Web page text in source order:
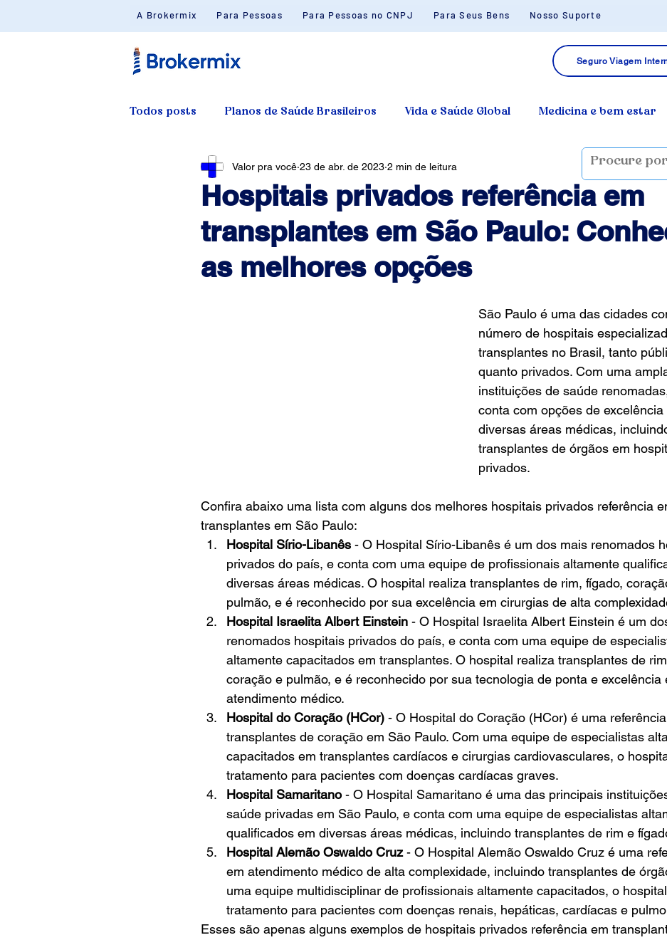
A Brokermix Para Pessoas Para Pessoas no CNPJ Para Seus Bens Nosso Suporte
Seguro Viagem
Todos posts Planos de Saúde Brasileiros Vida e Saúde Global Medicina e bem estar
Proteção Financeira
Hospitais privados referência em
transplantes em São Paulo:
as melhores opções
Valor pra você 23 de abr. de 2023 2 min de leitura
São Paulo é uma das cidades
número de hospitais
transplantes no Brasil, tanto
quanto privados. Com uma
instituições de saúde
conta com opções de excelência
diversas áreas médicas,
transplantes de órgãos em
privados.
Confira abaixo uma lista com alguns dos melhores hospitais privados referência
transplantes em São Paulo:
Hospital Sírio-Libanês - O Hospital Sírio-Libanês é um dos mais renomados
privados do país, e conta com uma equipe de profissionais altamente
diversas áreas médicas. O hospital realiza transplantes de rim, fígado,
pulmão, e é reconhecido por sua excelência em cirurgias de alta
Hospital Israelita Albert Einstein - O Hospital Israelita Albert Einstein é um
renomados hospitais privados do país, e conta com uma equipe de
altamente capacitados em transplantes. O hospital realiza transplantes de
coração e pulmão, e é reconhecido por sua tecnologia de ponta e excelência
atendimento médico.
Hospital do Coração (HCor) - O Hospital do Coração (HCor) é uma
transplantes de coração em São Paulo. Com uma equipe de especialistas
capacitados em transplantes cardíacos e cirurgias cardiovasculares, o
tratamento para pacientes com doenças cardíacas graves.
Hospital Samaritano - O Hospital Samaritano é uma das principais
saúde privadas em São Paulo, e conta com uma equipe de especialistas
qualificados em diversas áreas médicas, incluindo transplantes de rim e
Hospital Alemão Oswaldo Cruz - O Hospital Alemão Oswaldo Cruz é uma
em atendimento médico de alta complexidade, incluindo transplantes de
uma equipe multidisciplinar de profissionais altamente capacitados, o
tratamento para pacientes com doenças renais, hepáticas, cardíacas e
Esses são apenas alguns exemplos de hospitais privados referência em